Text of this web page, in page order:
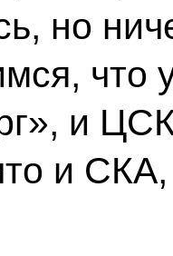
но
что
и
и